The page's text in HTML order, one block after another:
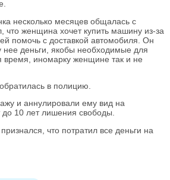
несколько месяцев общалась с
что женщина хочет купить машину из-за
помочь с доставкой автомобиля. Он
нее деньги, якобы необходимые для
время, иномарку женщине так и не
в полицию.
и аннулировали ему вид на
до 10 лет лишения свободы.
что потратил все деньги на